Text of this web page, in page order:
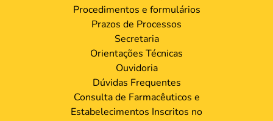
Procedimentos e formulários
Prazos de Processos
Secretaria
Orientações Técnicas
Ouvidoria
Dúvidas Frequentes
Consulta de Farmacêuticos e
Estabelecimentos Inscritos no